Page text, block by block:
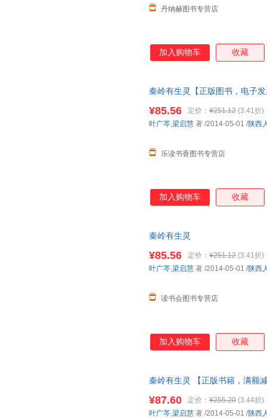
丹纳赫图书专营店
加入购物车 收藏
秦岭有生灵【正版图书，电子
¥85.56 定价： ¥251.12 (3.41折)
乐读书香图书专营店
叶广芩,梁启慧 著 /2014-05-01 /陕西
加入购物车 收藏
秦岭有生灵
¥85.56 定价： ¥251.12 (3.41折)
读书会图书专营店
叶广芩,梁启慧 著 /2014-05-01 /陕西
加入购物车 收藏
秦岭有生灵 【正版书籍，满额
¥87.60 定价： ¥255.20 (3.44折)
叶广芩,梁启慧 著 /2014-05-01 /陕西